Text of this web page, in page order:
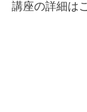
講座の詳細は